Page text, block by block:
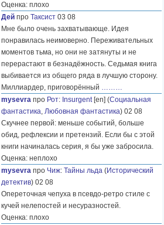
Оценка: плохо
Дей про Таксист 03 08
Мне было очень захватывающе. Идея
понравилась неимоверно. Переживательных
моментов тьма, но они не затянуты и не
перерастают в безнадёжность. Седьмая книга
выбивается из общего ряда в лучшую сторону.
Миллиардер, приговорённый ………
mysevra про Рот: Insurgent[en] (Социальная
фантастика, Любовная фантастика) 02 08
Скучнее первой: меньше событий, больше
обид, рефлексии и претензий. Если бы с этой
книги начиналась серия, я бы уже забросила.
Оценка: неплохо
mysevra про Чиж: Тайны льда (Исторический
детектив) 02 08
Опереточная чепуха в псевдо-ретро стиле с
кучей нелепостей и несуразностей.
Оценка: плохо